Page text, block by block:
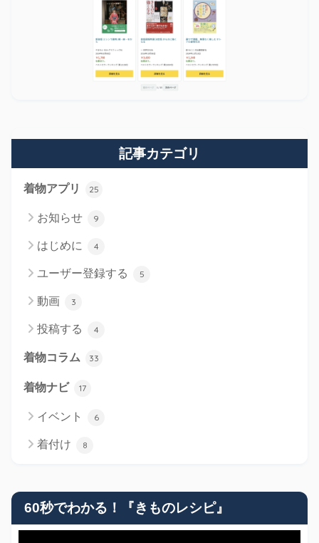
記事カテゴリ
着物アプリ 25
お知らせ 9
はじめに 4
ユーザー登録する 5
動画 3
投稿する 4
着物コラム 33
着物ナビ 17
イベント 6
着付け 8
60秒でわかる！『きものレシピ』